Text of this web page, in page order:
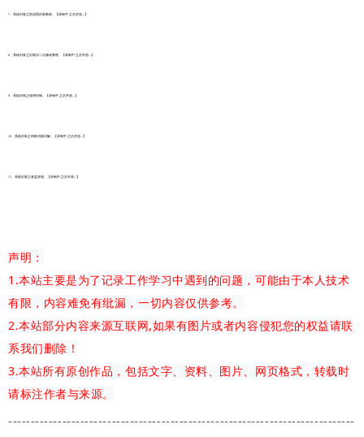
7、系统封装之防流氓封装教程。【录制中,之后开放...】
8、系统封装之封装后二次修改教程。【录制中,之后开放...】
9、系统封装之体积控制。【录制中,之后开放...】
10、系统封装之特殊功能详解。【录制中,之后开放...】
11、 系统封装之收益变现。【录制中,之后开放...】
声明：
1.本站主要是为了记录工作学习中遇到的问题，可能由于本人技术
有限，内容难免有纰漏，一切内容仅供参考。
2.本站部分内容来源互联网,如果有图片或者内容侵犯您的权益请联
系我们删除！
3.本站所有原创作品，包括文字、资料、图片、网页格式，转载时
请标注作者与来源。
-----------------------------------------------------------------------------